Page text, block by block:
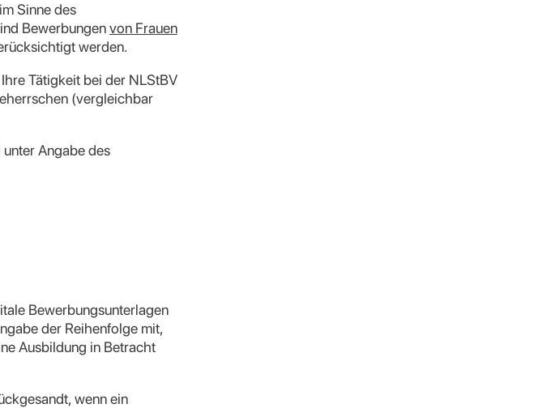
Sinne des
Bewerbungenvon Frauen
werden.
Tätigkeit bei der NLStBV
(vergleichbar
unter Angabe des
Bewerbungsunterlagen
der Reihenfolge mit,
Ausbildung in Betracht
wenn ein